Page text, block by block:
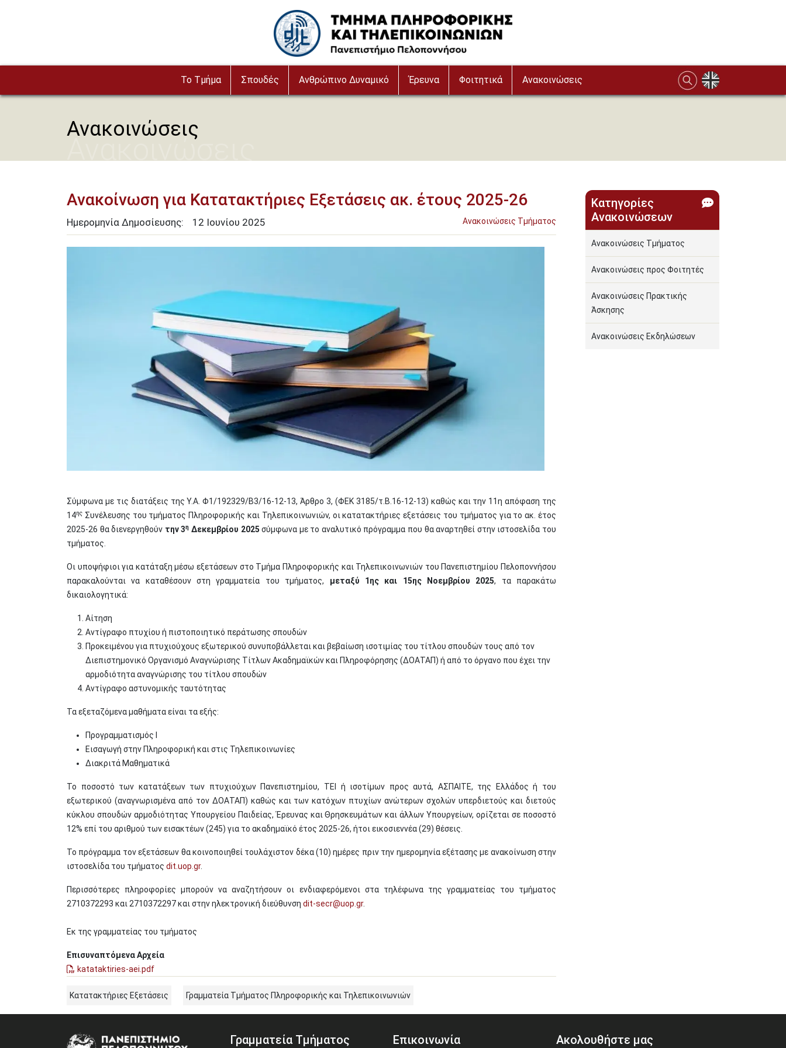
Image
Το Τμήμα Σπουδές Ανθρώπινο Δυναμικό Έρευνα Φοιτητικά Ανακοινώσεις
Ανακοινώσεις
Ανακοινώσεις
Ανακοίνωση για Κατατακτήριες Εξετάσεις ακ. έτους 2025-26
Ανακοινώσεις Τμήματος
Ημερομηνία Δημοσίευσης: 12 Ιουνίου 2025
Σύμφωνα με τις διατάξεις της Υ.Α. Φ1/192329/Β3/16-12-13, Άρθρο 3, (ΦΕΚ 3185/τ.Β.16-12-13) καθώς και την 11η απόφαση της
14ης Συνέλευσης του τμήματος Πληροφορικής και Τηλεπικοινωνιών, οι κατατακτήριες εξετάσεις του τμήματος για το ακ. έτος
2025-26 θα διενεργηθούν την 3η Δεκεμβρίου 2025 σύμφωνα με το αναλυτικό πρόγραμμα που θα αναρτηθεί στην ιστοσελίδα του
τμήματος.
Οι υποψήφιοι για κατάταξη μέσω εξετάσεων στο Τμήμα Πληροφορικής και Τηλεπικοινωνιών του Πανεπιστημίου Πελοποννήσου
παρακαλούνται να καταθέσουν στη γραμματεία του τμήματος, μεταξύ 1ης και 15ης Νοεμβρίου 2025, τα παρακάτω
δικαιολογητικά:
Αίτηση
Αντίγραφο πτυχίου ή πιστοποιητικό περάτωσης σπουδών
Προκειμένου για πτυχιούχους εξωτερικού συνυποβάλλεται και βεβαίωση ισοτιμίας του τίτλου σπουδών τους από τον
Διεπιστημονικό Οργανισμό Αναγνώρισης Τίτλων Ακαδημαϊκών και Πληροφόρησης (ΔΟΑΤΑΠ) ή από το όργανο που έχει την
αρμοδιότητα αναγνώρισης του τίτλου σπουδών
Αντίγραφο αστυνομικής ταυτότητας
Τα εξεταζόμενα μαθήματα είναι τα εξής:
Προγραμματισμός Ι
Εισαγωγή στην Πληροφορική και στις Τηλεπικοινωνίες
Διακριτά Μαθηματικά
Το ποσοστό των κατατάξεων των πτυχιούχων Πανεπιστημίου, ΤΕΙ ή ισοτίμων προς αυτά, ΑΣΠΑΙΤΕ, της Ελλάδος ή του
εξωτερικού (αναγνωρισμένα από τον ΔΟΑΤΑΠ) καθώς και των κατόχων πτυχίων ανώτερων σχολών υπερδιετούς και διετούς
κύκλου σπουδών αρμοδιότητας Υπουργείου Παιδείας, Έρευνας και Θρησκευμάτων και άλλων Υπουργείων, ορίζεται σε ποσοστό
12% επί του αριθμού των εισακτέων (245) για το ακαδημαϊκό έτος 2025-26, ήτοι εικοσιεννέα (29) θέσεις.
Το πρόγραμμα τον εξετάσεων θα κοινοποιηθεί τουλάχιστον δέκα (10) ημέρες πριν την ημερομηνία εξέτασης με ανακοίνωση στην
ιστοσελίδα του τμήματος dit.uop.gr.
Περισσότερες πληροφορίες μπορούν να αναζητήσουν οι ενδιαφερόμενοι στα τηλέφωνα της γραμματείας του τμήματος
2710372293 και 2710372297 και στην ηλεκτρονική διεύθυνση dit-secr@uop.gr.
Εκ της γραμματείας του τμήματος
Επισυναπτόμενα Αρχεία
katataktiries-aei.pdf
Κατατακτήριες Εξετάσεις Γραμματεία Τμήματος Πληροφορικής και Τηλεπικοινωνιών
Κατηγορίες
Ανακοινώσεων
Ανακοινώσεις Τμήματος
Ανακοινώσεις προς Φοιτητές
Ανακοινώσεις Πρακτικής
Άσκησης
Ανακοινώσεις Εκδηλώσεων
Image Γραμματεία Τμήματος Επικοινωνία Ακολουθήστε μας